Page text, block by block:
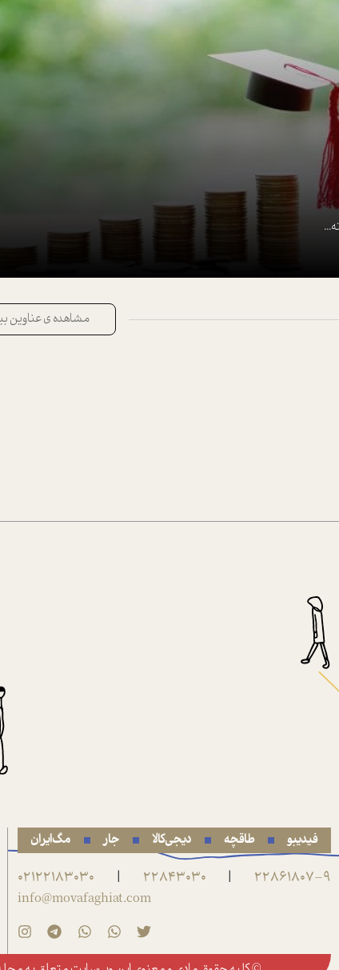
مشاهده ی عناوین
فیدیبو طاقچه دیجی‌کالا جار مگ‌ایران
22861807-9
|
22843030
|
02122183030
info@movafaghiat.com